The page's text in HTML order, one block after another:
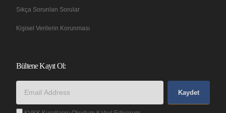
Sıkça Sorunlan Sorular
Kişisel Verilerin Korunması
Bültene Kayıt Ol:
Kaydet